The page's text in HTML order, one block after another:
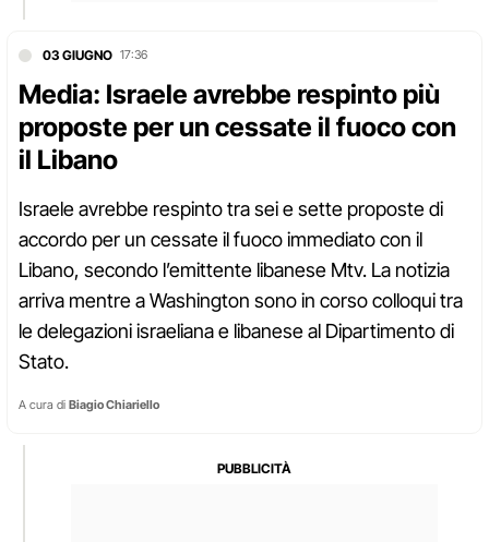
03 GIUGNO 17:36
Media: Israele avrebbe respinto più
proposte per un cessate il fuoco con
il Libano
Israele avrebbe respinto tra sei e sette proposte di
accordo per un cessate il fuoco immediato con il
Libano, secondo l’emittente libanese Mtv. La notizia
arriva mentre a Washington sono in corso colloqui tra
le delegazioni israeliana e libanese al Dipartimento di
Stato.
A cura di Biagio Chiariello